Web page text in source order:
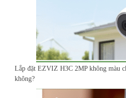
Lắp đặt EZVIZ H3C 2MP không màu
không?